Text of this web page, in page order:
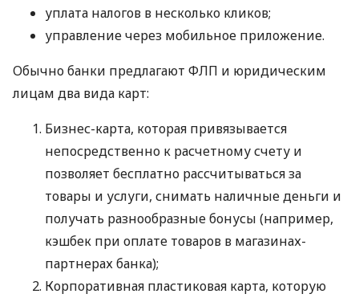
уплата налогов в несколько кликов;
управление через мобильное приложение.
Обычно банки предлагают ФЛП и юридическим
лицам два вида карт:
Бизнес-карта, которая привязывается
непосредственно к расчетному счету и
позволяет бесплатно рассчитываться за
товары и услуги, снимать наличные деньги и
получать разнообразные бонусы (например,
кэшбек при оплате товаров в магазинах-
партнерах банка);
Корпоративная пластиковая карта, которую